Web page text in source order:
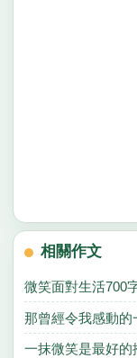
相關作文
微笑面對生活700
那曾經令我感動的
一抹微笑是最好的